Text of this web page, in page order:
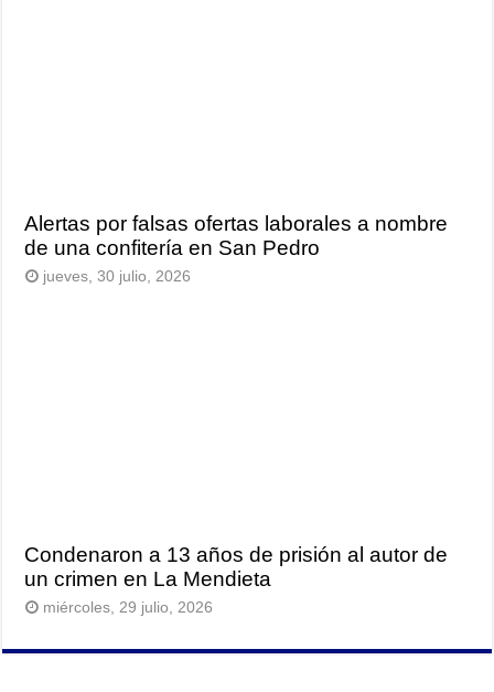
Alertas por falsas ofertas laborales a nombre
de una confitería en San Pedro
jueves, 30 julio, 2026
Condenaron a 13 años de prisión al autor de
un crimen en La Mendieta
miércoles, 29 julio, 2026